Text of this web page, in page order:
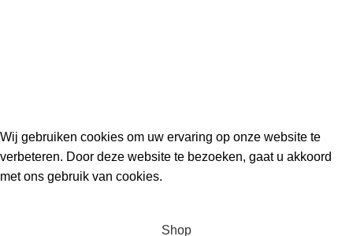
Wij gebruiken cookies om uw ervaring op onze website te
verbeteren. Door deze website te bezoeken, gaat u akkoord
met ons gebruik van cookies.
Shop